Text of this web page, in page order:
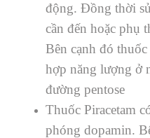
động. Đồng thời
cần đến hoặc phụ
Bên cạnh đó
hợp năng lượng ở
đường pentose
Thuốc Piracetam
phóng dopamin.